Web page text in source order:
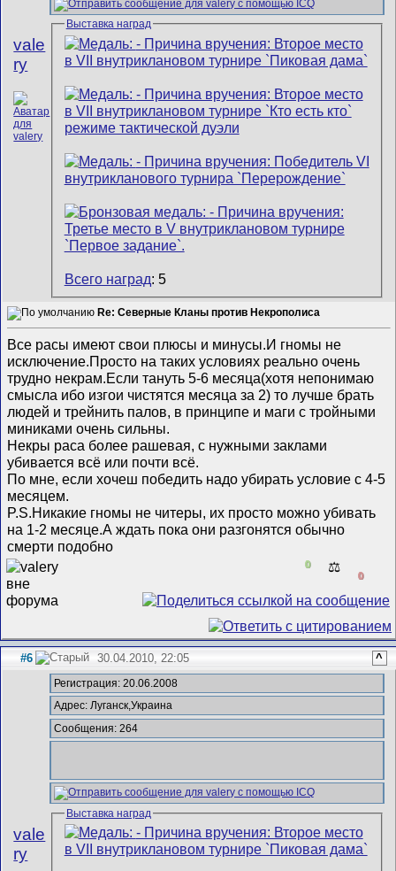
vale
ry
Выставка наград
Всего наград: 5
Re: Северные Кланы против Некрополиса
Все расы имеют свои плюсы и минусы.И гномы не
исключение.Просто на таких условиях реально очень
трудно некрам.Если тануть 5-6 месяца(хотя непонимаю
смысла ибо изгои чистятся месяца за 2) то лучше брать
людей и трейнить палов, в принципе и маги с тройными
миниками очень сильны.
Некры раса более рашевая, с нужными заклами
убивается всё или почти всё.
По мне, если хочеш победить надо убирать условие с 4-5
месяцем.
P.S.Никакие гномы не читеры, их просто можно убивать
на 1-2 месяце.А ждать пока они разгонятся обычно
смерти подобно
0 ⚖️
0
#6 30.04.2010, 22:05 ^
vale
ry
Регистрация: 20.06.2008
Адрес: Луганск,Украина
Сообщения: 264
Выставка наград